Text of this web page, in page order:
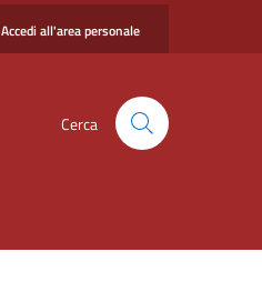
Accedi all'area personale
Cerca